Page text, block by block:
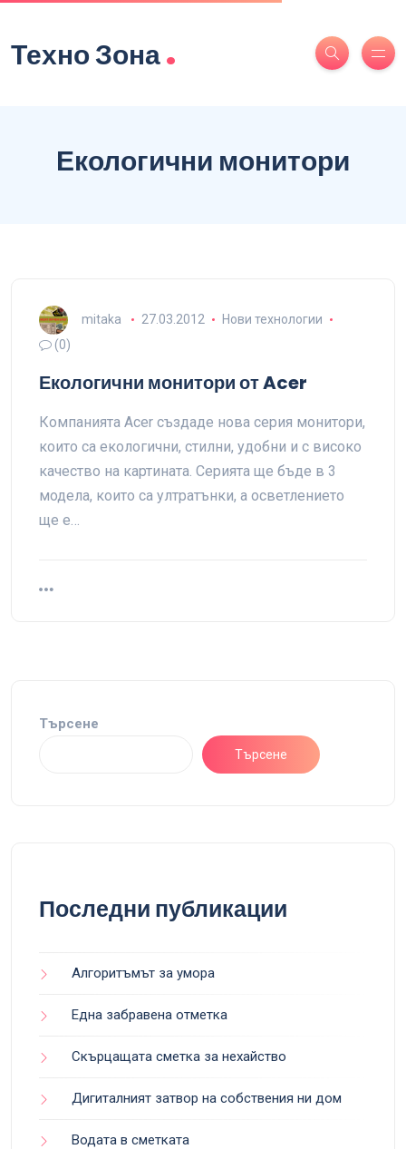
Техно Зона.
Екологични монитори
mitaka 27.03.2012
Нови технологии
(0)
Екологични монитори от Acer
Компанията Acer създаде нова серия монитори,
които са екологични, стилни, удобни и с високо
качество на картината. Серията ще бъде в 3
модела, които са ултратънки, а осветлението
ще е…
Търсене
Търсене
Последни публикации
Алгоритъмът за умора
Една забравена отметка
Скърцащата сметка за нехайство
Дигиталният затвор на собствения ни дом
Водата в сметката